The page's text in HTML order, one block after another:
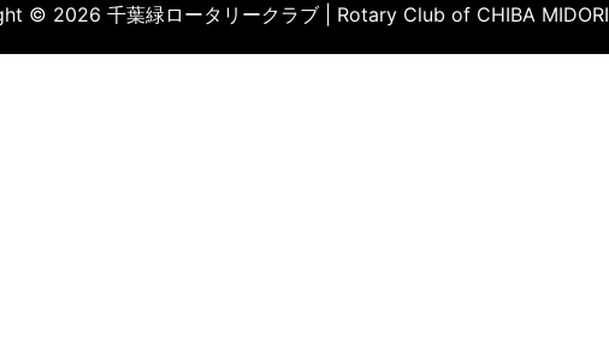
© 2026 千葉緑ロータリークラブ | Rotary Club of CHIBA MIDORI